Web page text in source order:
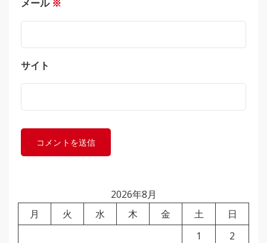
メール ※
サイト
2026年8月
月
火 水 木 金 土
日
1
2